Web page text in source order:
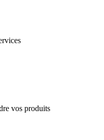
vos produits